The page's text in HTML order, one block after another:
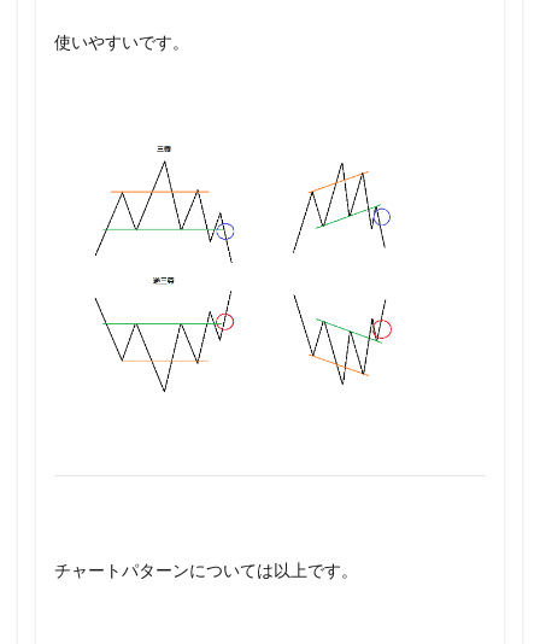
使いやすいです。
チャートパターンについては以上です。